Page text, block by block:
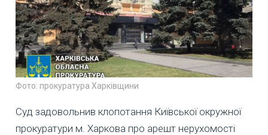
Фото: прокуратура Харківщини
Суд задовольнив клопотання Київської окружної
прокуратури м. Харкова про арешт нерухомості